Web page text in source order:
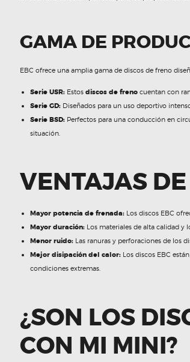
GAMA DE
EBC ofrece una amplia gama de discos de freno
Serie USR:Estos discos de frenocuentan con
Serie GD:Diseñados para un uso deportivo
Serie BSD:Perfectos para una conducción en
situación.
VENTAJAS
Mayor potencia de frenada:Los discos EBC
Mayor duración:Los materiales de alta calidad y
Menor ruido:Las ranuras y perforaciones de los
Mejor disipación del calor:Los discos EBC
condiciones extremas.
¿SON LOS
CON MI MINI?